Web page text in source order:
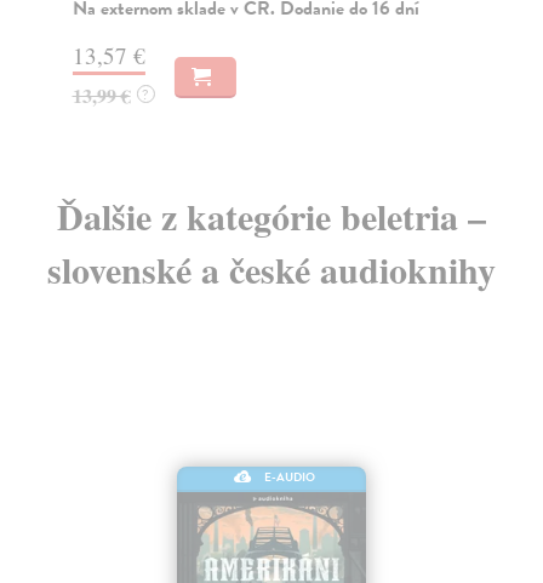
Ďalšie z kategórie beletria –
slovenské a české audioknihy
E-AUDIO